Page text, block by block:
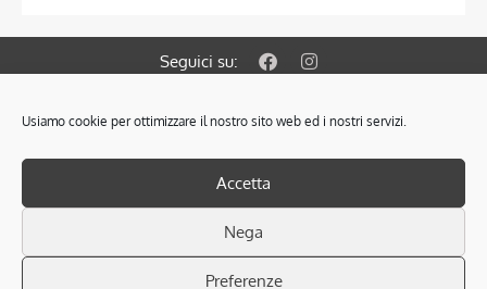
Usiamo cookie per ottimizzare il nostro sito web ed i nostri servizi.
Accetta
Nega
Preferenze
Seguici su:
© 2021 OBIETTIVO CASA S.A.S. di Colombin Fabrizio & C.
SCARICA L’INFORMATIVA SULLA PRIVACY
Cod. REA PD 378853 - RAM Soc. n° 2261
Associata FIMAA (Federazione Italiana Mediatori Agenti D’Affari)